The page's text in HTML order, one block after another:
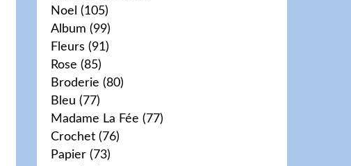
Noel (105)
Album (99)
Fleurs (91)
Rose (85)
Broderie (80)
Bleu (77)
Madame La Fée (77)
Crochet (76)
Papier (73)